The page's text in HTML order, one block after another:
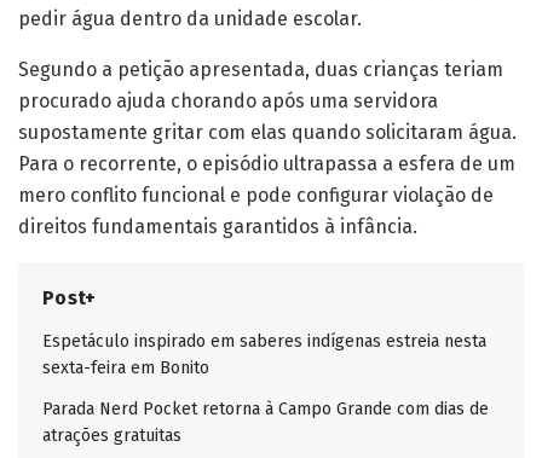
pedir água dentro da unidade escolar.
Segundo a petição apresentada, duas crianças teriam
procurado ajuda chorando após uma servidora
supostamente gritar com elas quando solicitaram água.
Para o recorrente, o episódio ultrapassa a esfera de um
mero conflito funcional e pode configurar violação de
direitos fundamentais garantidos à infância.
Post+
Espetáculo inspirado em saberes indígenas estreia nesta
sexta-feira em Bonito
Parada Nerd Pocket retorna à Campo Grande com dias de
atrações gratuitas